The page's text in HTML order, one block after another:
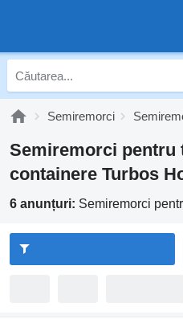
Semiremorci
Semiremorci pentru
containere Turbos
6 anunțuri: Semiremorci